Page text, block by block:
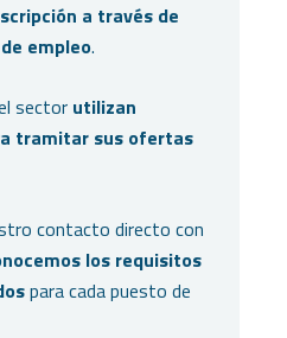
a través de
empleo.
sector utilizan
tramitar sus ofertas
contacto directo con
los requisitos
para cada puesto de